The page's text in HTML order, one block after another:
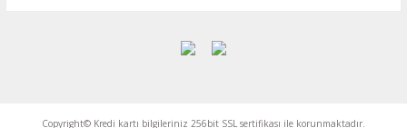
Copyright© Kredi kartı bilgileriniz 256bit SSL sertifikası ile korunmaktadır.